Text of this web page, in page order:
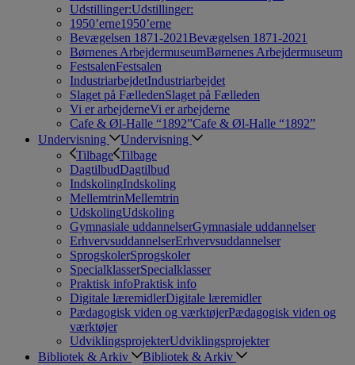
Udstillinger:Udstillinger:
1950’erne1950’erne
Bevægelsen 1871-2021Bevægelsen 1871-2021
Børnenes ArbejdermuseumBørnenes Arbejdermuseum
FestsalenFestsalen
IndustriarbejdetIndustriarbejdet
Slaget på FælledenSlaget på Fælleden
Vi er arbejderneVi er arbejderne
Cafe & Øl-Halle “1892”Cafe & Øl-Halle “1892”
Undervisning
Undervisning
Tilbage Tilbage
DagtilbudDagtilbud
IndskolingIndskoling
MellemtrinMellemtrin
UdskolingUdskoling
Gymnasiale uddannelserGymnasiale uddannelser
ErhvervsuddannelserErhvervsuddannelser
SprogskolerSprogskoler
SpecialklasserSpecialklasser
Praktisk infoPraktisk info
Digitale læremidlerDigitale læremidler
Pædagogisk viden og værktøjerPædagogisk viden og
værktøjer
UdviklingsprojekterUdviklingsprojekter
Bibliotek & Arkiv
Bibliotek & Arkiv